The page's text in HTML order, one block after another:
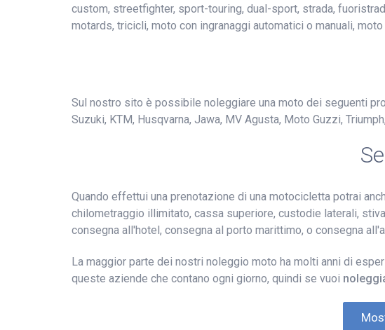
custom, streetfighter, sport-touring, dual-sport, strada,
motards, tricicli, moto con ingranaggi automatici o manuali, moto
Sul nostro sito è possibile noleggiare una moto dei seguenti
Suzuki, KTM, Husqvarna, Jawa, MV Agusta, Moto Guzzi,
Quando effettui una prenotazione di una motocicletta potrai
chilometraggio illimitato, cassa superiore, custodie laterali,
consegna all'hotel, consegna al porto marittimo, o consegna
La maggior parte dei nostri noleggio moto ha molti anni di
queste aziende che contano ogni giorno, quindi se vuoi